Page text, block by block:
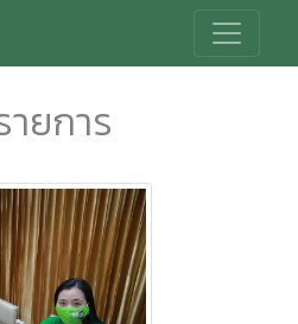
ายการ